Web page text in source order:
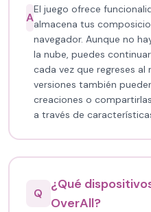
A
El juego ofrece
almacena tus
navegador. Aunque no
la nube, puedes
cada vez que regreses al
versiones también
creaciones o
a través de
Q
¿Qué
OverAll?